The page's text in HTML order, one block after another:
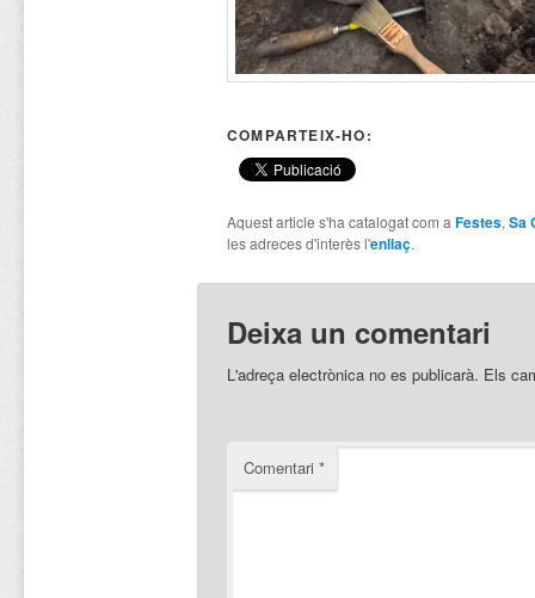
COMPARTEIX-HO:
Aquest article s'ha catalogat com a Festes, Sa
les adreces d'interès l'enllaç.
Deixa un comentari
L'adreça electrònica no es publicarà. Els
Comentari *